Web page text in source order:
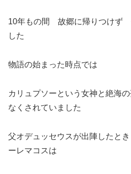
10年もの間 故郷に帰りつけず
した
物語の始まった時点では
カリュプソーという女神と絶海
なくされていました
父オデュッセウスが出陣したと
ーレマコスは